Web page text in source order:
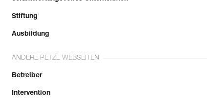
Stiftung
Ausbildung
ANDERE PETZL WEBSEITEN
Betreiber
Intervention